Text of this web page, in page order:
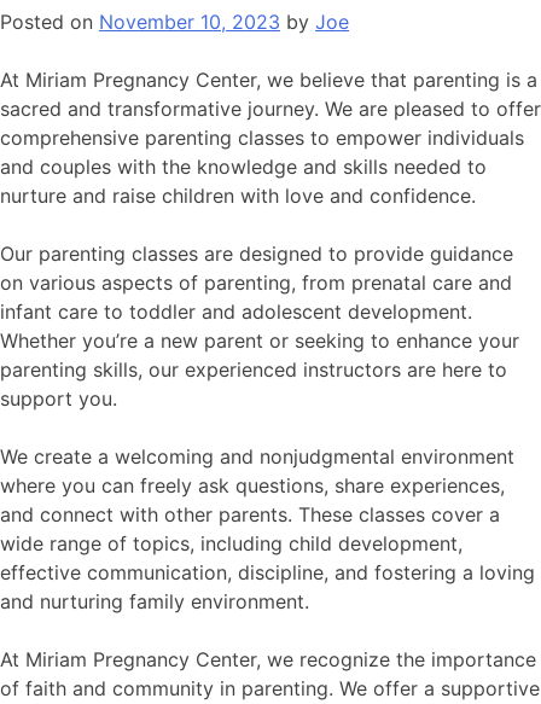
Posted on November 10, 2023 by Joe
At Miriam Pregnancy Center, we believe that parenting is a
sacred and transformative journey. We are pleased to offer
comprehensive parenting classes to empower individuals
and couples with the knowledge and skills needed to
nurture and raise children with love and confidence.
Our parenting classes are designed to provide guidance
on various aspects of parenting, from prenatal care and
infant care to toddler and adolescent development.
Whether you’re a new parent or seeking to enhance your
parenting skills, our experienced instructors are here to
support you.
We create a welcoming and nonjudgmental environment
where you can freely ask questions, share experiences,
and connect with other parents. These classes cover a
wide range of topics, including child development,
effective communication, discipline, and fostering a loving
and nurturing family environment.
At Miriam Pregnancy Center, we recognize the importance
of faith and community in parenting. We offer a supportive